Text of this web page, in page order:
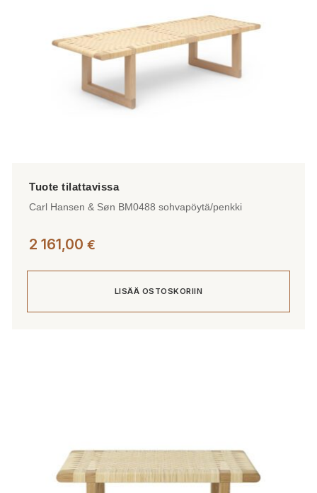
Carl Hansen & Søn BM0488 sohvapöytä/penkki
2 161,00 €
LISÄÄ OSTOSKORIIN